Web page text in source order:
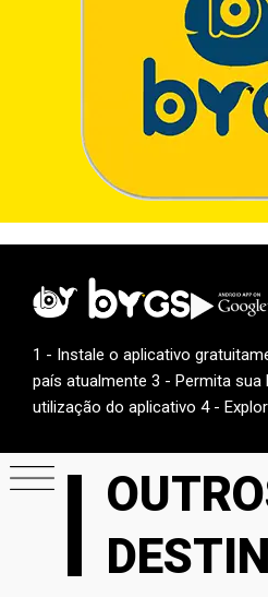
1 - Instale o aplicativo
país atualmente 3 - Permita
utilização do aplicativo 4 -